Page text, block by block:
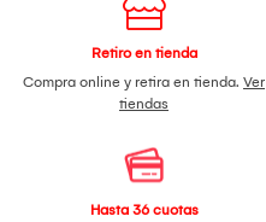
Retiro en tienda
Compra online y retira en tienda. Ver
tiendas
Hasta 36 cuotas